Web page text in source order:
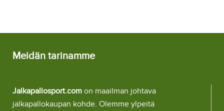
Meidän tarinamme
Jalkapallosport.com on maailman johtava
jalkapallokaupan kohde. Olemme ylpeitä